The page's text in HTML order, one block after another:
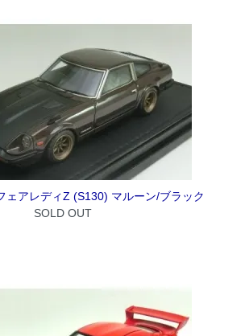
ェアレディZ (S130) マルーン/ブラック
SOLD OUT